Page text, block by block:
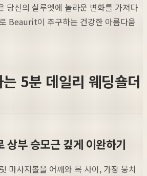
당신의 실루엣에 놀라운 변화를 가져다
Beaurit이 추구하는 건강한 아름다움
5분 데일리 웨딩숄더
상부 승모근 깊게 이완하기
마사지볼을 어깨와 목 사이, 가장 뭉치